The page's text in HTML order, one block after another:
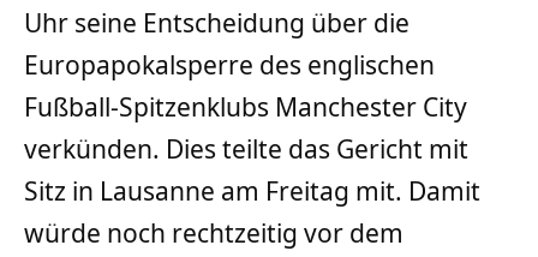
Uhr seine Entscheidung über die
Europapokalsperre des englischen
Fußball-Spitzenklubs Manchester City
verkünden. Dies teilte das Gericht mit
Sitz in Lausanne am Freitag mit. Damit
würde noch rechtzeitig vor dem